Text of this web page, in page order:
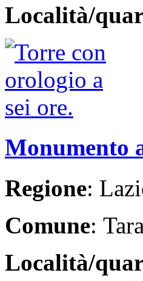
Località/
Monumento
Regione:
Comune:
Località/